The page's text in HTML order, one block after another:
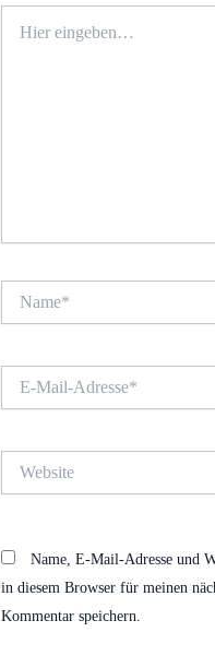
eingeben…
Mail-
Name, E-Mail-Adresse und
in diesem Browser für meinen
Kommentar speichern.